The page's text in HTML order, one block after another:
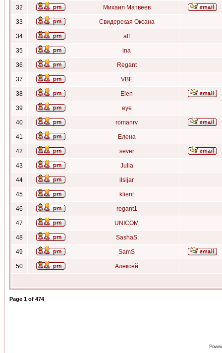
32 Михаил Матвеев
33 Свидерская Оксана
34 alf
35 ina
36 Regant
37 VBE
38 Elen
39 eye
40 romanrv
41 Елена
42 sever
43 Julia
44 ilsijar
45 klient
46 regant1
47 UNICOM
48 SashaS
49 SamS
50 Алексей
Page 1 of 474